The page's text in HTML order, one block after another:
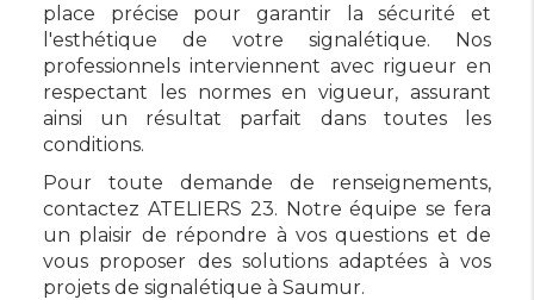
place précise pour garantir la sécurité et
l'esthétique de votre signalétique. Nos
professionnels interviennent avec rigueur en
respectant les normes en vigueur, assurant
ainsi un résultat parfait dans toutes les
conditions.
Pour toute demande de renseignements,
contactez ATELIERS 23. Notre équipe se fera
un plaisir de répondre à vos questions et de
vous proposer des solutions adaptées à vos
projets de signalétique à Saumur.